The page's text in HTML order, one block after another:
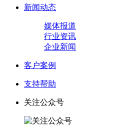
新闻动态
媒体报道
行业资讯
企业新闻
客户案例
支持帮助
关注公众号